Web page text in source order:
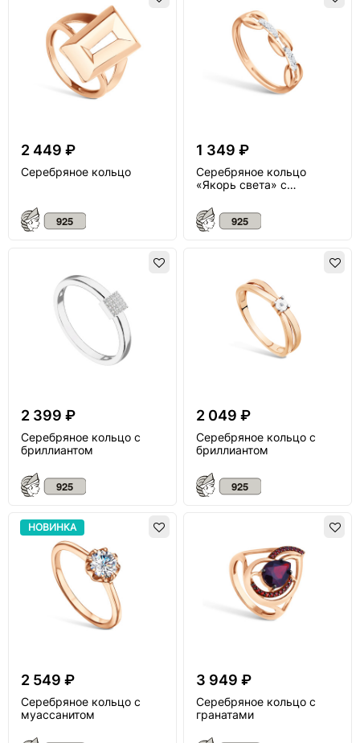
2 449 ₽
Серебряное кольцо
1 349 ₽
Серебряное кольцо
«Якорь света» с
2 399 ₽
Серебряное кольцо с
бриллиантом
2 049 ₽
Серебряное кольцо с
бриллиантом
НОВИНКА
2 549 ₽
Серебряное кольцо с
муассанитом
3 949 ₽
Серебряное кольцо с
гранатами